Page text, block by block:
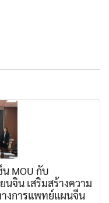
MOU กับ
จิน เสริมสร้างความ
งการแพทย์แผนจีน